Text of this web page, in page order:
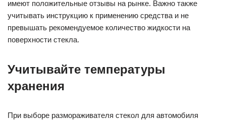
имеют положительные отзывы на рынке. Важно также
учитывать инструкцию к применению средства и не
превышать рекомендуемое количество жидкости на
поверхности стекла.
Учитывайте температуры
хранения
При выборе размораживателя стекол для автомобиля